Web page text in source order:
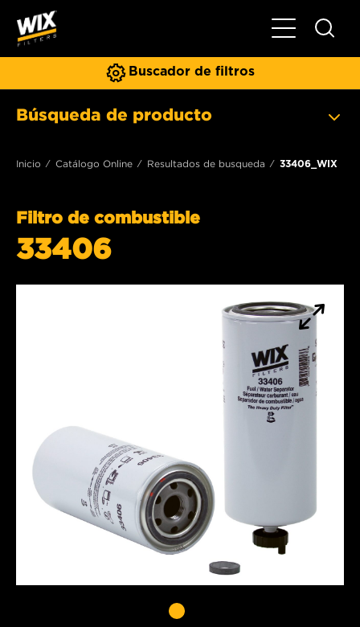
Toggle
Buscador de filtros
Búsqueda de producto
Inicio Catálogo Online Resultados de busqueda 33406_WIX
Filtro de combustible
33406